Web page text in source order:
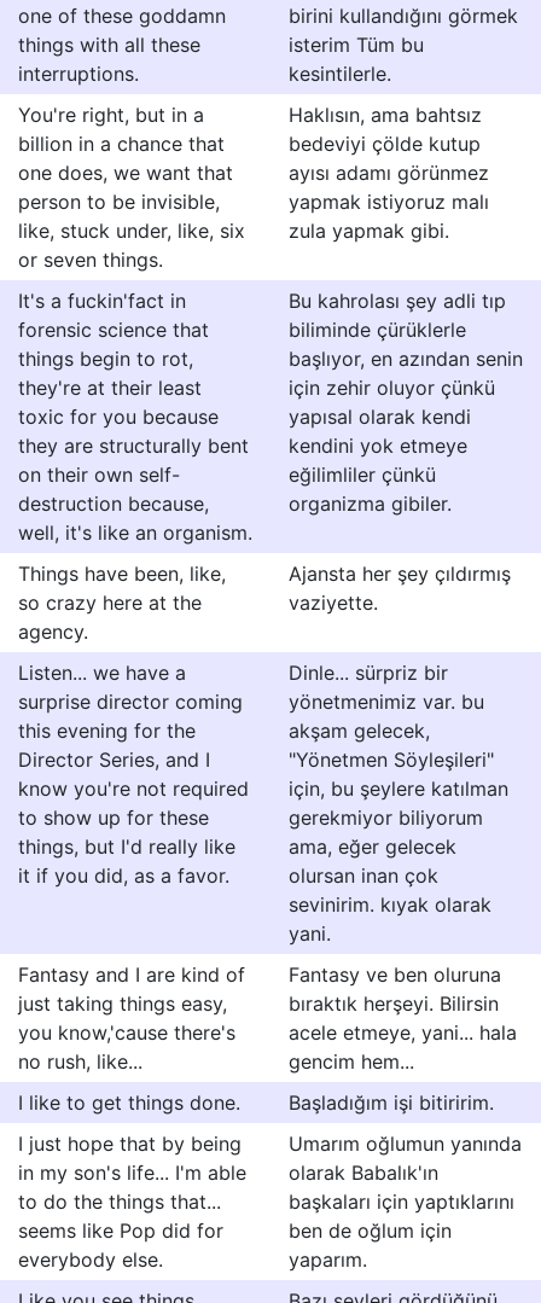
one of these goddamn
things with all these
interruptions.
birini kullandığını görmek
isterim Tüm bu
kesintilerle.
You're right, but in a
billion in a chance that
one does, we want that
person to be invisible,
like, stuck under, like, six
or seven things.
Haklısın, ama bahtsız
bedeviyi çölde kutup
ayısı adamı görünmez
yapmak istiyoruz malı
zula yapmak gibi.
It's a fuckin'fact in
forensic science that
things begin to rot,
they're at their least
toxic for you because
they are structurally bent
on their own self-
destruction because,
well, it's like an organism.
Bu kahrolası şey adli tıp
biliminde çürüklerle
başlıyor, en azından senin
için zehir oluyor çünkü
yapısal olarak kendi
kendini yok etmeye
eğilimliler çünkü
organizma gibiler.
Things have been, like,
so crazy here at the
agency.
Ajansta her şey çıldırmış
vaziyette.
Listen... we have a
surprise director coming
this evening for the
Director Series, and I
know you're not required
to show up for these
things, but I'd really like
it if you did, as a favor.
Dinle... sürpriz bir
yönetmenimiz var. bu
akşam gelecek,
"Yönetmen Söyleşileri"
için, bu şeylere katılman
gerekmiyor biliyorum
ama, eğer gelecek
olursan inan çok
sevinirim. kıyak olarak
yani.
Fantasy and I are kind of
just taking things easy,
you know,'cause there's
no rush, like...
Fantasy ve ben oluruna
bıraktık herşeyi. Bilirsin
acele etmeye, yani... hala
gencim hem...
I like to get things done.
Başladığım işi bitiririm.
I just hope that by being
in my son's life... I'm able
to do the things that...
seems like Pop did for
everybody else.
Umarım oğlumun yanında
olarak Babalık'ın
başkaları için yaptıklarını
ben de oğlum için
yaparım.